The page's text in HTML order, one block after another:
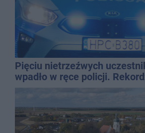
Pięciu nietrzeźwych
wpadło w ręce policji.
promila